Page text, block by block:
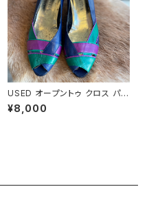
USED オープントゥ クロス パン
プス
¥8,000